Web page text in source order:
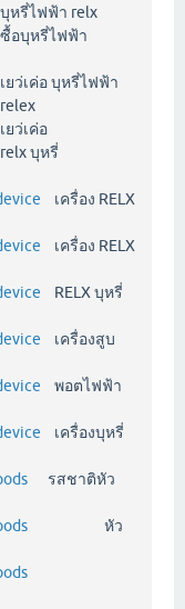
บุหรี่ไฟฟ้า relx
ซื้อบุหรี่ไฟฟ้า
เยว่เค่อ บุหรี่ไฟฟ้า
relex
เยว่เค่อ
relx บุหรี่
เครื่อง RELX
เครื่อง RELX
RELX บุหรี่
เครื่องสูบ
พอตไฟฟ้า
เครื่องบุหรี่
รสชาติหัว
หัว